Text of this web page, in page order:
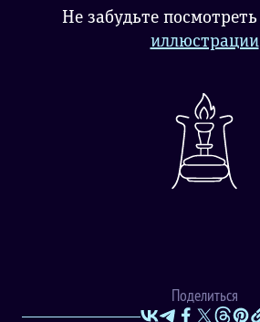
Не забудьте посмотреть
иллюстрации
Поделиться